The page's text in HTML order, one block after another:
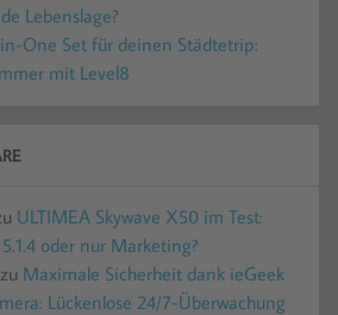
Lebenslage?
One Set für deinen Städtetrip:
mit Level8
ULTIMEA Skywave X50 im Test:
oder nur Marketing?
zu Maximale Sicherheit dank ieGeek
Lückenlose 24/7-Überwachung